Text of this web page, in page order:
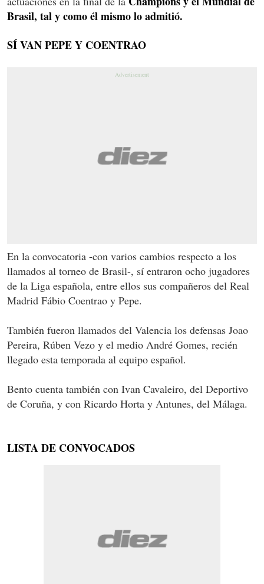
Brasil, tal y como él mismo lo admitió.
SÍ VAN PEPE Y COENTRAO
En la convocatoria -con varios cambios respecto a los
llamados al torneo de Brasil-, sí entraron ocho jugadores
de la Liga española, entre ellos sus compañeros del Real
Madrid Fábio Coentrao y Pepe.
También fueron llamados del Valencia los defensas Joao
Pereira, Rúben Vezo y el medio André Gomes, recién
llegado esta temporada al equipo español.
Bento cuenta también con Ivan Cavaleiro, del Deportivo
de Coruña, y con Ricardo Horta y Antunes, del Málaga.
LISTA DE CONVOCADOS